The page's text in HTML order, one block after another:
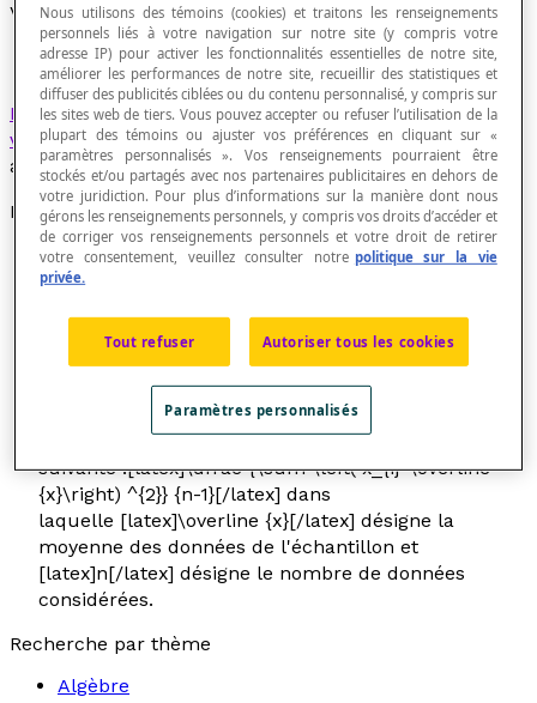
Variance
Moyenne arithmétiquedes carrés desécartsd'une
variable statistique par rapport à la moyenne
arithmétique de la distribution.
Formules
Dans le cas d'unepopulation entière, la variance est
alors obtenue en appliquant la formule suivante :
[/latex] dans laquelle
désigne lamoyenne
arithmétiquede la distribution et [latex]N[/latex] le
nombre de données dans cette population.
Dans le cas d'unéchantillonde cette distribution, la
variance est obtenue en appliquant la formule
suivante :[latex]\dfrac {\sum \left( x_{i}-\overline
{x}\right) ^{2}} {n-1}[/latex] dans
laquelle [latex]\overline {x}[/latex] désigne la
moyenne des données de l'échantillon et
[latex]n[/latex] désigne le nombre de données
considérées.
Recherche par thème
Algèbre
Nous utilisons des témoins (cookies) et traitons les renseignements
personnels liés à votre navigation sur notre site (y compris votre
adresse IP) pour activer les fonctionnalités essentielles de notre site,
améliorer les performances de notre site, recueillir des statistiques et
diffuser des publicités ciblées ou du contenu personnalisé, y compris sur
les sites web de tiers. Vous pouvez accepter ou refuser l’utilisation de la
plupart des témoins ou ajuster vos préférences en cliquant sur «
paramètres personnalisés ». Vos renseignements pourraient être
stockés et/ou partagés avec nos partenaires publicitaires en dehors de
votre juridiction. Pour plus d’informations sur la manière dont nous
gérons les renseignements personnels, y compris vos droits d’accéder et
de corriger vos renseignements personnels et votre droit de retirer
votre consentement, veuillez consulter notre politique sur la vie
privée.
Tout refuser Autoriser tous les cookies
Paramètres personnalisés